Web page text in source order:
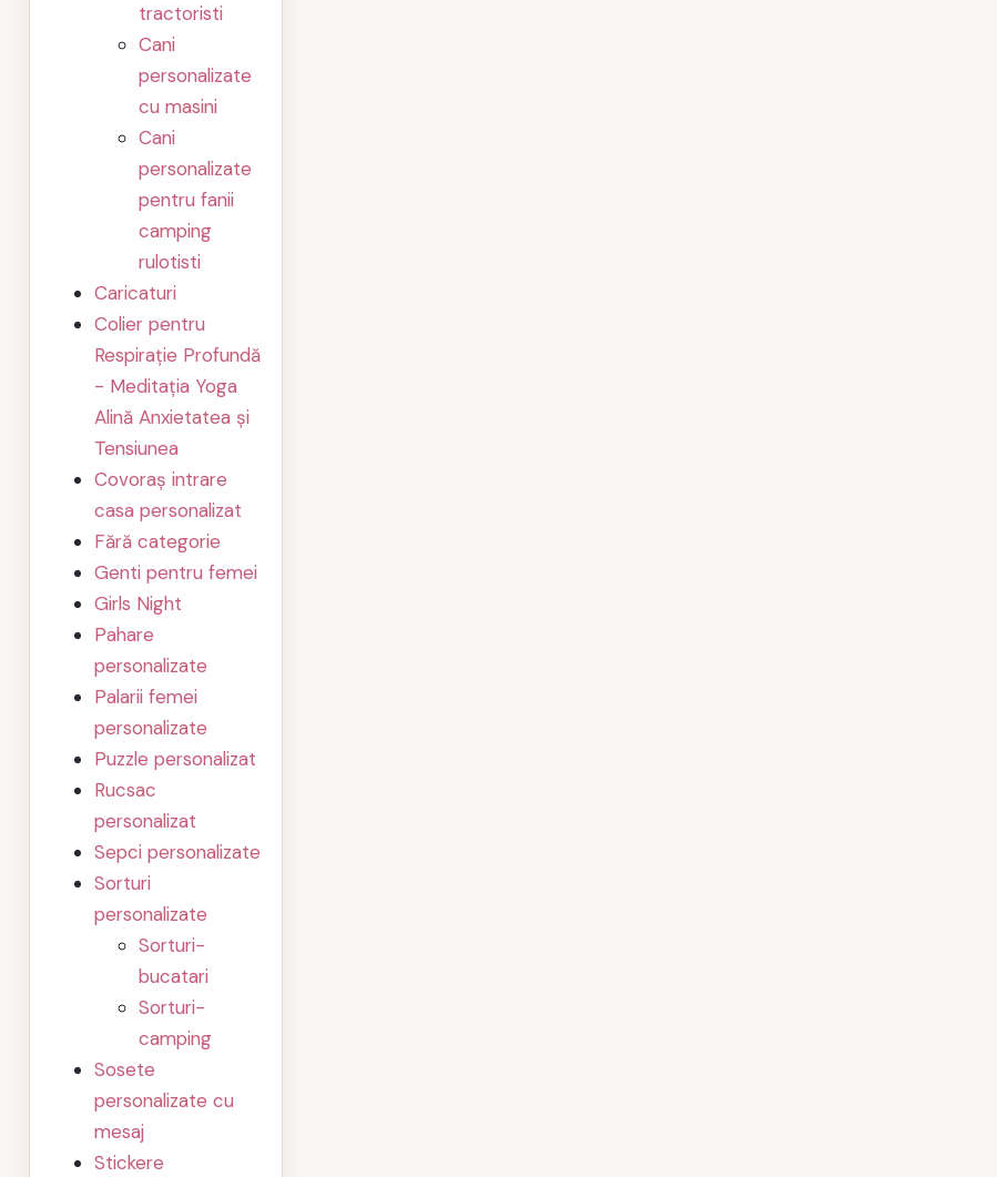
tractoristi
Cani
personalizate
cu masini
Cani
personalizate
pentru fanii
camping
rulotisti
Caricaturi
Colier pentru
Respirație Profundă
- Meditația Yoga
Alină Anxietatea și
Tensiunea
Covoraș intrare
casa personalizat
Fără categorie
Genti pentru femei
Girls Night
Pahare
personalizate
Palarii femei
personalizate
Puzzle personalizat
Rucsac
personalizat
Sepci personalizate
Sorturi
personalizate
Sorturi-
bucatari
Sorturi-
camping
Sosete
personalizate cu
mesaj
Stickere